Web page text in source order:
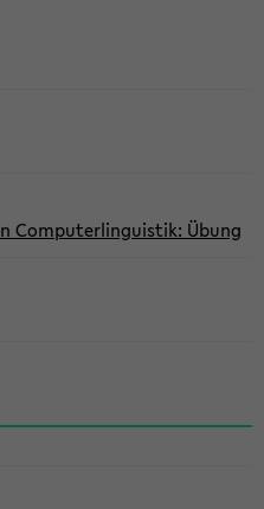
Computerlinguistik: Übung